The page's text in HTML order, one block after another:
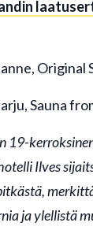
Original
Sauna
19-
Ilves
ja ylellistä